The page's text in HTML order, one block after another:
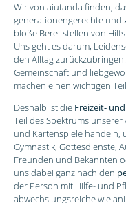
Wir von aiutanda finden,
generationengerechte und
bloße Bereitstellen von
Uns geht es darum,
den Alltag
Gemeinschaft und
machen einen wichtigen
Deshalb ist die Freizeit-
Teil des Spektrums
und Kartenspiele handeln,
Gymnastik, Gottesdienste,
Freunden und Bekannten
uns dabei ganz nach den
der Person mit Hilfe- und
abwechslungsreiche wie